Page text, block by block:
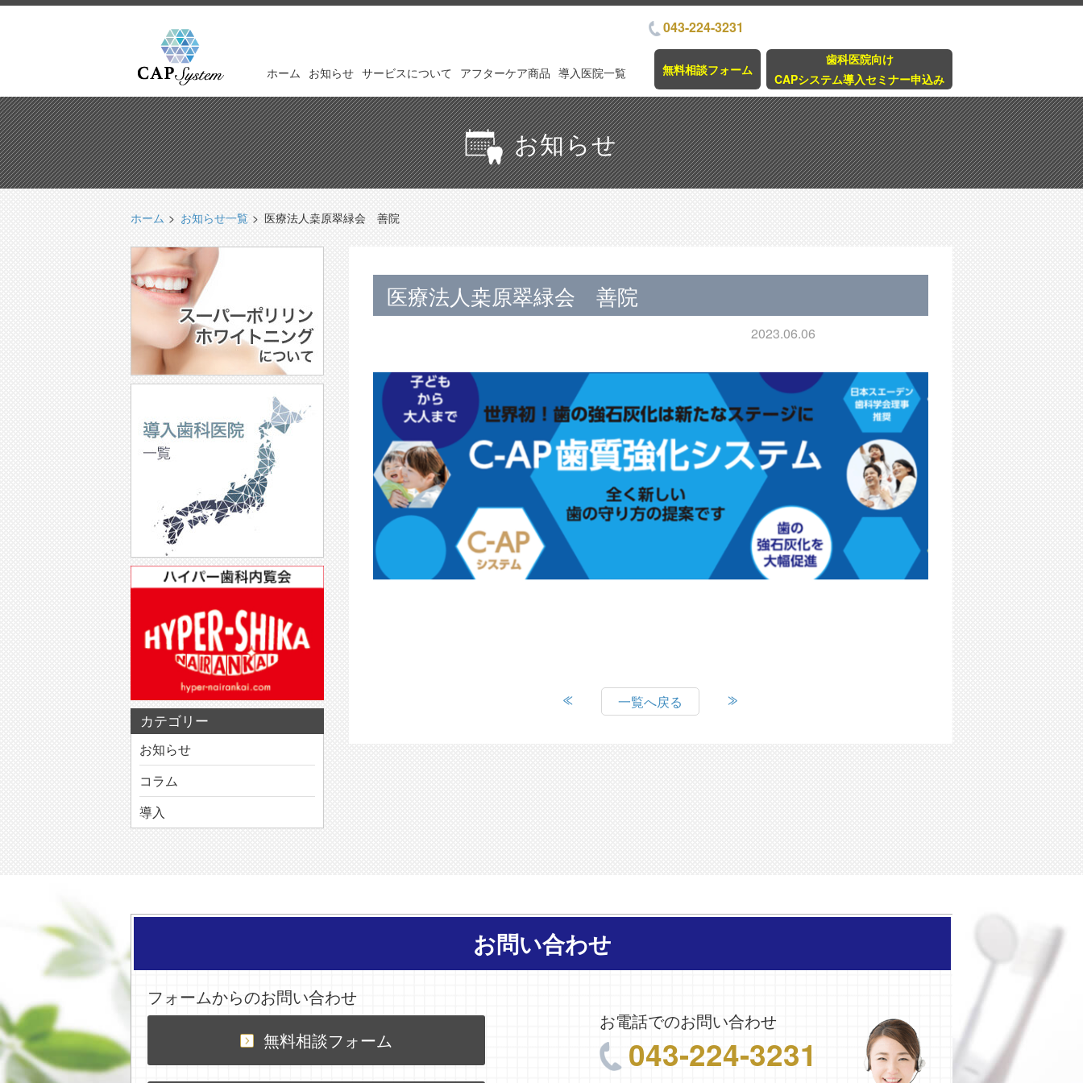
ホーム お知らせ サービスについて アフターケア商品 導入医院一覧
043-224-3231
無料相談フォーム
歯科医院向け
CAPシステム導入セミナー申込み
お知らせ
ホーム お知らせ一覧 医療法人桒原翠緑会 善院
医療法人桒原翠緑会 善院
2023.06.06
一覧へ戻る
カテゴリー
お知らせ
コラム
導入
お問い合わせ
フォームからのお問い合わせ
無料相談フォーム
お電話でのお問い合わせ
043-224-3231